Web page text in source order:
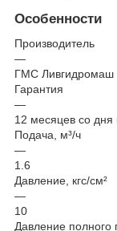
Особенности
Производитель
—
ГМС Ливгидромаш
Гарантия
—
12 месяцев со дня
Подача, м³/ч
—
1.6
Давление, кгс/см²
—
10
Давление полного